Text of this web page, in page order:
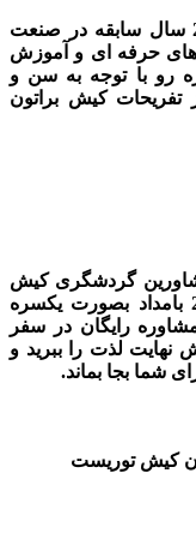
تیم مشاورین کیش توریست با بیش از 20 سال سابقه در صنعت
حرفه ای و آموزش
رو با توجه به سن و
کیش براتون
گردشگری کیش
توریست همه روزه از ساعت 8 صبح تا 2 بامداد بصورت یکسره
رایگان در سفر
نهایت لذت را ببرید و
شما بجا بماند.
کیش توریست